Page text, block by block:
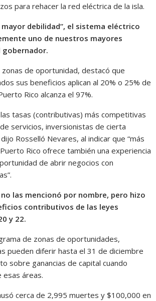
para rehacer la red eléctrica de la isla.
debilidad”, el sistema eléctrico
uno de nuestros mayores
gobernador.
de oportunidad, destacó que
sus beneficios aplican al 20% o 25% de
Rico alcanza el 97%.
tasas (contributivas) más competitivas
servicios, inversionistas de cierta
Rosselló Nevares, al indicar que “más
Rico ofrece también una experiencia
de abrir negocios con
las mencionó por nombre, pero hizo
contributivos de las leyes
y 22.
de zonas de oportunidades,
pueden diferir hasta el 31 de diciembre
sobre ganancias de capital cuando
esas áreas.
cerca de 2,995 muertes y $100,000 en